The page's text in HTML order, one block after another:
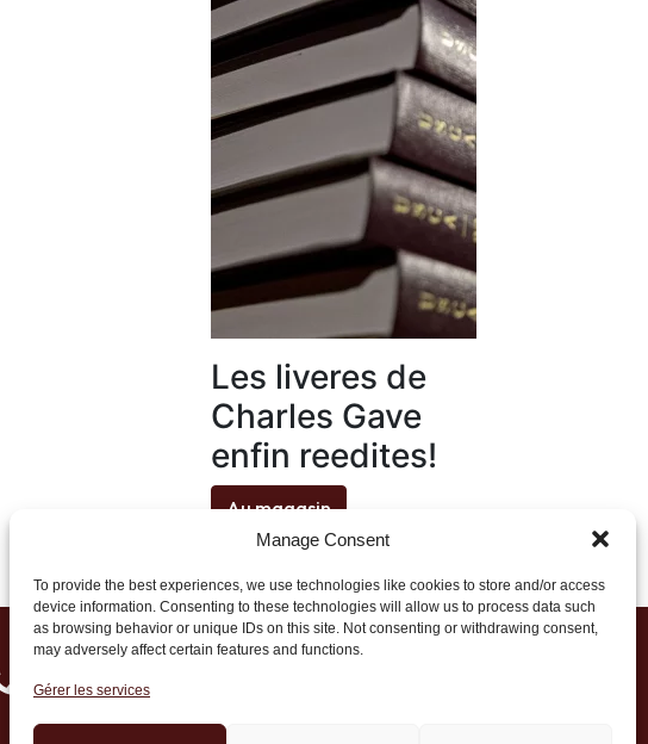
Manage Consent
To provide the best experiences, we use technologies like cookies to store and/or access
device information. Consenting to these technologies will allow us to process data such
as browsing behavior or unique IDs on this site. Not consenting or withdrawing consent,
may adversely affect certain features and functions.
Gérer les services
Les liveres de
Charles Gave
enfin reedites!
Au magasin
+33 (0)1 71 20 45 39